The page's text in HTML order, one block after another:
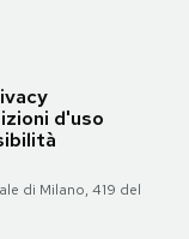
d'uso
di Milano, 419 del